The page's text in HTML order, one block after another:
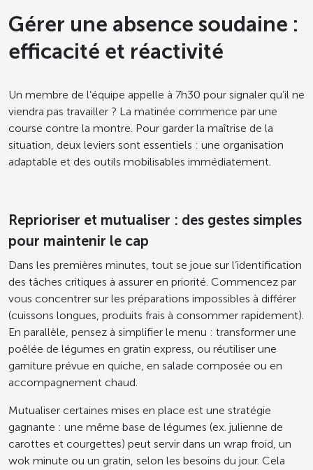
Gérer une absence soudaine :
efficacité et réactivité
Un membre de l’équipe appelle à 7h30 pour signaler qu’il ne
viendra pas travailler ? La matinée commence par une
course contre la montre. Pour garder la maîtrise de la
situation, deux leviers sont essentiels : une organisation
adaptable et des outils mobilisables immédiatement.
Reprioriser et mutualiser : des gestes simples
pour maintenir le cap
Dans les premières minutes, tout se joue sur l’identification
des tâches critiques à assurer en priorité. Commencez par
vous concentrer sur les préparations impossibles à différer
(cuissons longues, produits frais à consommer rapidement).
En parallèle, pensez à simplifier le menu : transformer une
poêlée de légumes en gratin express, ou réutiliser une
garniture prévue en quiche, en salade composée ou en
accompagnement chaud.
Mutualiser certaines mises en place est une stratégie
gagnante : une même base de légumes (ex. julienne de
carottes et courgettes) peut servir dans un wrap froid, un
wok minute ou un gratin, selon les besoins du jour. Cela